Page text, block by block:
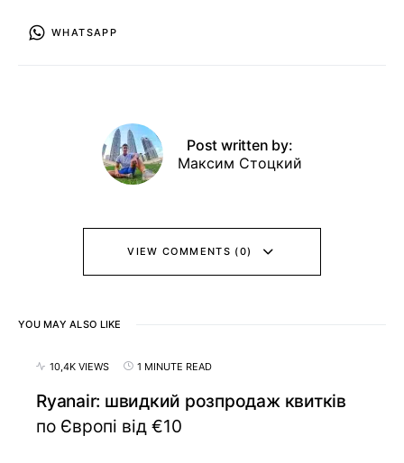
WHATSAPP
Post written by:
Максим Стоцкий
VIEW COMMENTS (0)
YOU MAY ALSO LIKE
10,4K VIEWS 1 MINUTE READ
Ryanair: швидкий розпродаж квитків
по Європі від €10